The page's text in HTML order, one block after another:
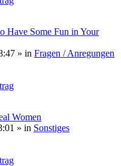
Have Some Fun in Your
» in Fragen / Anregungen
Women
» in Sonstiges